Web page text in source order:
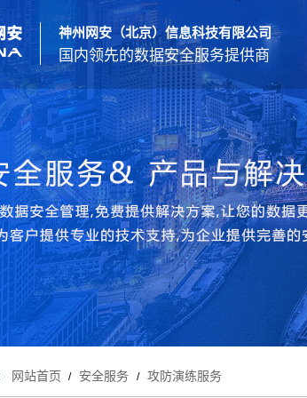
神州网安（北京）信息科技有限公司
国内领先的数据安全服务提供商
网站首页 / 安全服务 / 攻防演练服务